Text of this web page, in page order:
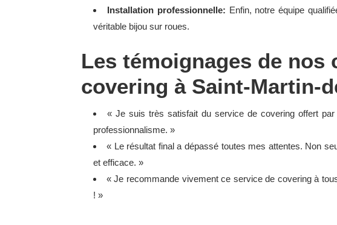
Installation professionnelle: Enfin, notre équipe
véritable bijou sur roues.
Les témoignages de
covering à Saint-Martin-
« Je suis très satisfait du service de covering offert
professionnalisme. »
« Le résultat final a dépassé toutes mes attentes. Non
et efficace. »
« Je recommande vivement ce service de covering à
! »